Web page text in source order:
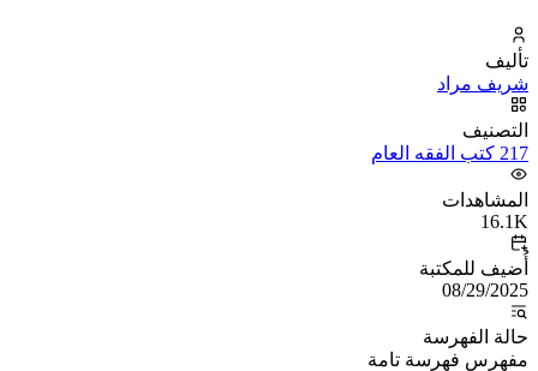
تأليف
شريف مراد
التصنيف
217 كتب الفقه العام
المشاهدات
16.1K
أُضيف للمكتبة
08/29/2025
حالة الفهرسة
مفهرس فهرسة تامة